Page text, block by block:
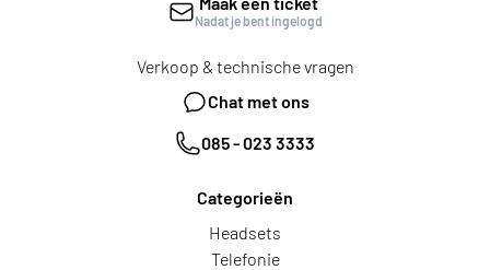
Nadat je bent ingelogd
Verkoop & technische vragen
Chat met ons
085 - 023 3333
Categorieën
Headsets
Telefonie